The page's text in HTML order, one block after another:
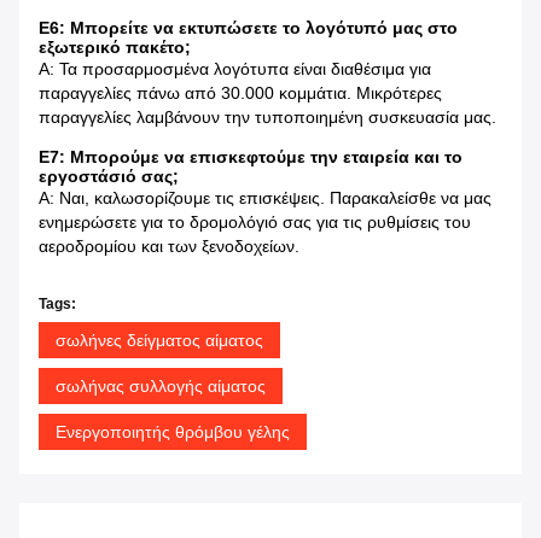
Ε6: Μπορείτε να εκτυπώσετε το λογότυπό μας στο
εξωτερικό πακέτο;
Α: Τα προσαρμοσμένα λογότυπα είναι διαθέσιμα για
παραγγελίες πάνω από 30.000 κομμάτια. Μικρότερες
παραγγελίες λαμβάνουν την τυποποιημένη συσκευασία μας.
Ε7: Μπορούμε να επισκεφτούμε την εταιρεία και το
εργοστάσιό σας;
Α: Ναι, καλωσορίζουμε τις επισκέψεις. Παρακαλείσθε να μας
ενημερώσετε για το δρομολόγιό σας για τις ρυθμίσεις του
αεροδρομίου και των ξενοδοχείων.
Tags:
σωλήνες δείγματος αίματος
σωλήνας συλλογής αίματος
Ενεργοποιητής θρόμβου γέλης